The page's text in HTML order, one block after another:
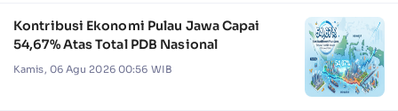
Kontribusi Ekonomi Pulau Jawa Capai
54,67% Atas Total PDB Nasional
Kamis, 06 Agu 2026 00:56 WIB